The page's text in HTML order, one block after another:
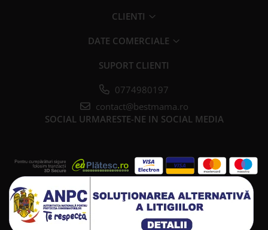
CLIENTI
DATE COMERCIALE
SUPORT CLIENTI
0774980197
contact@bestmama.ro
SOCIAL URMARESTE-NE IN SOCIAL MEDIA